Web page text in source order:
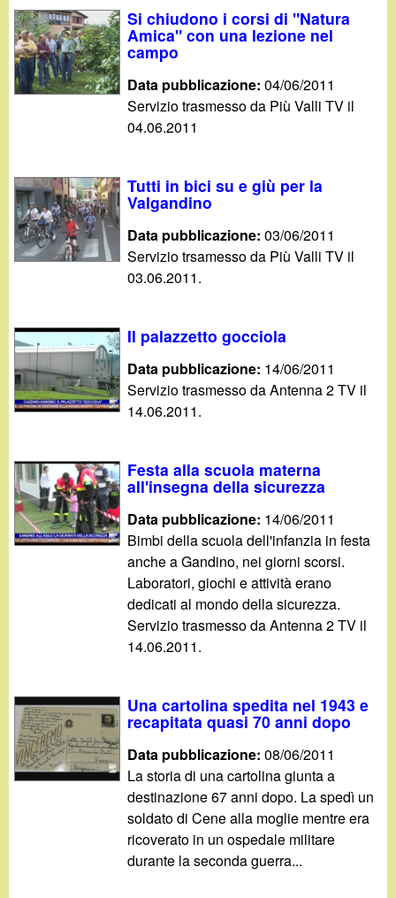
Si chiudono i corsi di "Natura
Amica" con una lezione nel
campo
Data pubblicazione:04/06/2011
Servizio trasmesso da Più Valli TV il
04.06.2011
Tutti in bici su e giù per la
Valgandino
Data pubblicazione:03/06/2011
Servizio trsamesso da Più Valli TV il
03.06.2011.
Il palazzetto gocciola
Data pubblicazione: 14/06/2011
Servizio trasmesso da Antenna 2 TV il
14.06.2011.
Festa alla scuola materna
all'insegna della sicurezza
Data pubblicazione: 14/06/2011
Bimbi della scuola dell'infanzia in festa
anche a Gandino, nei giorni scorsi.
Laboratori, giochi e attività erano
dedicati al mondo della sicurezza.
Servizio trasmesso da Antenna 2 TV il
14.06.2011.
Una cartolina spedita nel 1943 e
recapitata quasi 70 anni dopo
Data pubblicazione:08/06/2011
La storia di una cartolina giunta a
destinazione 67 anni dopo. La spedì un
soldato di Cene alla moglie mentre era
ricoverato in un ospedale militare
durante la seconda guerra...